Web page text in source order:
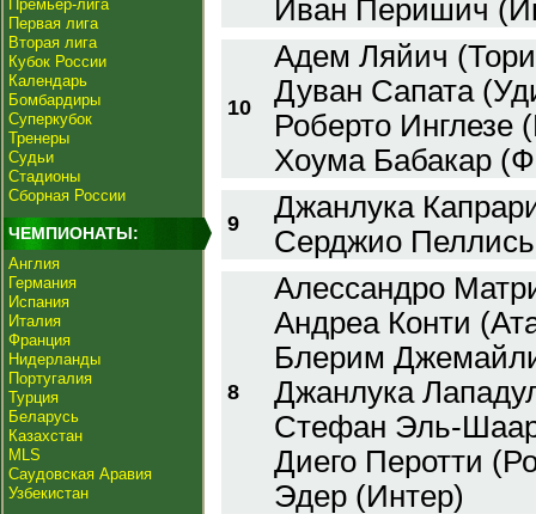
Премьер-лига
Первая лига
Вторая лига
Кубок России
Календарь
Бомбардиры
Суперкубок
Тренеры
Судьи
Стадионы
Сборная России
ЧЕМПИОНАТЫ:
Англия
Германия
Испания
Италия
Франция
Нидерланды
Португалия
Турция
Беларусь
Казахстан
MLS
Саудовская Аравия
Узбекистан
Иван Перишич
10
Адем Ляйич
Дуван Сапата
Роберто Инглезе
Хоума Бабакар
9
Джанлука
Серджио
8
Алессандро
Андреа Конти
Блерим
Джанлука
Стефан Эль-
Диего Перотти
Эдер (Интер)